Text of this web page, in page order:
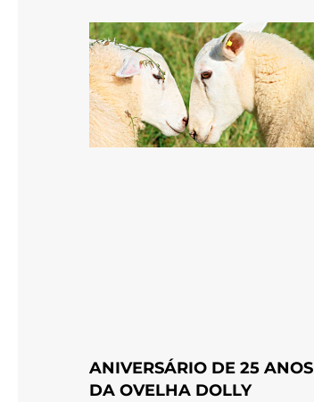
ANIVERSÁRIO DE 25 ANOS
DA OVELHA DOLLY